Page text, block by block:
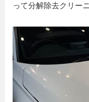
って分解除去クリー